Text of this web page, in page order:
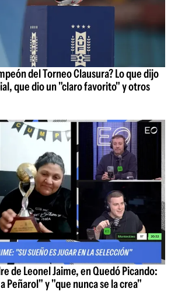
del Torneo Clausura? Lo que dijo
que dio un "claro favorito" y otros
de Leonel Jaime, en Quedó Picando:
Peñarol" y "que nunca se la crea"